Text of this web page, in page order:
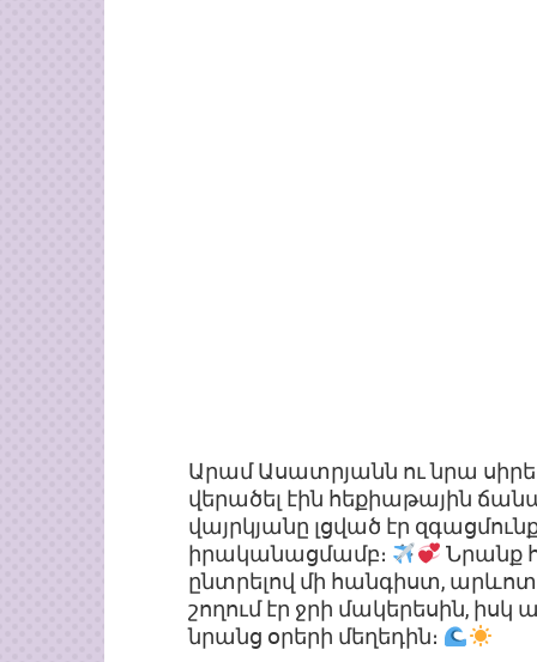
Արամ Ասատրյանն ու նրա
վերածել էին հեքիաթային
վայրկյանը լցված էր
իրականացմամբ։
Նրանք
ընտրելով մի հանգիստ,
շողում էր ջրի մակերեսին, իսկ
նրանց օրերի մեղեդին։